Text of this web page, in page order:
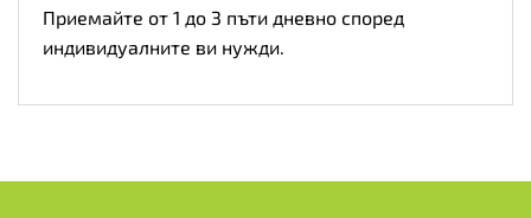
Приемайте от 1 до 3 пъти дневно според
индивидуалните ви нужди.